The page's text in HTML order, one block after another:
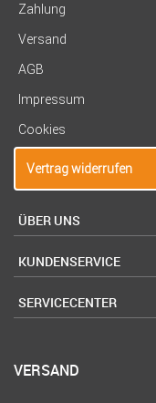
Zahlung
Versand
AGB
Impressum
Cookies
Vertrag widerrufen
ÜBER UNS
KUNDENSERVICE
SERVICECENTER
VERSAND